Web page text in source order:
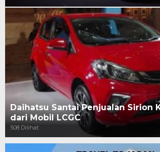
Daihatsu Santai Penjualan Sirion
dari Mobil LCGC
508 Dilihat